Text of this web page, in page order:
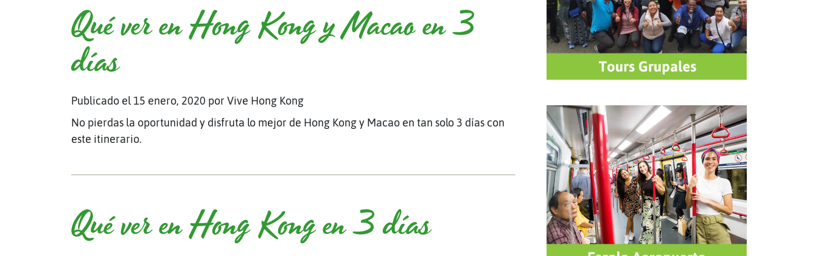
Qué ver en Hong Kong y Macao en 3
días
Publicado el 15 enero, 2020 por Vive Hong Kong
No pierdas la oportunidad y disfruta lo mejor de Hong Kong y Macao en tan solo 3 días con
este itinerario.
Qué ver en Hong Kong en 3 días